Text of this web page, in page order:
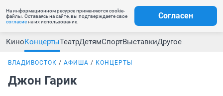
На информационном ресурсе применяются cookie-
файлы. Оставаясь на сайте, вы подтверждаете свое
согласиена их использование.
Согласен
КиноКонцертыТеатрДетямСпортВыставкиДругое
ВЛАДИВОСТОК АФИША КОНЦЕРТЫ
Джон Гарик